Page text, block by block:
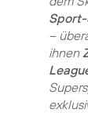
–
ihnen